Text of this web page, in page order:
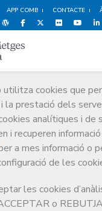
APP COMB CONTACTE
cookies que
la prestació dels
analítiques i de
i recuperen
a mes informació o
de les
les cookies
o
la Junta Comarcal del